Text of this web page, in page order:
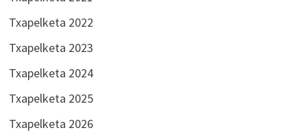
Txapelketa 2022
Txapelketa 2023
Txapelketa 2024
Txapelketa 2025
Txapelketa 2026